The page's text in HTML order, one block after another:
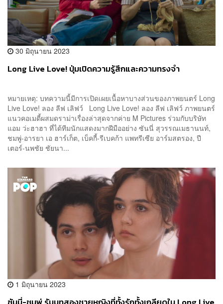
30 มิถุนายน 2023
Long Live Love! ปุ่มเปิดความรู้สึกและความทรงจำ
หมายเหตุ: บทความนี้มีการเปิดเผยเนื้อหาบางส่วนของภาพยนตร์ Long
Live Love! ลอง ลีฟ เลิฟว์ Long Live Love! ลอง ลีฟ เลิฟว์ ภาพยนตร์
แนวคอเมดี้ผสมดราม่าเรื่องล่าสุดจากค่าย M Pictures ร่วมกับบริษัท
แอม ว่ะฮาฮา ที่ได้ทีมนักแสดงมากฝีมืออย่าง ซันนี่ สุวรรณเมธานนท์,
ชมพู่-อารยา เอ ฮาร์เก็ต, เบ็คกี้-รีเบคก้า แพทรีเซีย อาร์มสตรอง, ปี
เตอร์-นพชัย ชัยนา...
1 มิถุนายน 2023